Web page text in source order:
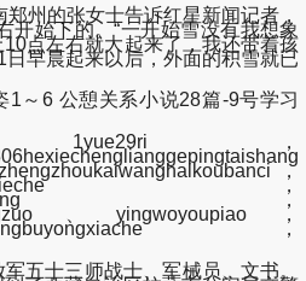
的张女士告诉红星新闻记者，
开始下的。“一开始雪没有我想象
点左右就大起来了，我还带着孩
早晨起来以后，外面的积雪就已
1～6 公憩关系小说28篇-9号学习
，
，
，
，
、yingwoyoupiao，
，
十三师战士、军械员、文书。